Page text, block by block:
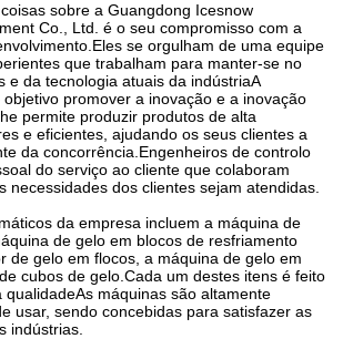
sobre a Guangdong Icesnow
Co., Ltd. é o seu compromisso com a
se orgulham de uma equipe
que trabalham para manter-se no
e da tecnologia atuais da indústriaA
promover a inovação e a inovação
permite produzir produtos de alta
e eficientes, ajudando os seus clientes a
da concorrência.Engenheiros de controlo
do serviço ao cliente que colaboram
necessidades dos clientes sejam atendidas.
da empresa incluem a máquina de
de gelo em blocos de resfriamento
de gelo em flocos, a máquina de gelo em
cubos de gelo.Cada um destes itens é feito
qualidadeAs máquinas são altamente
usar, sendo concebidas para satisfazer as
indústrias.